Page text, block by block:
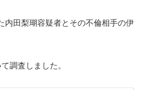
内田梨瑚容疑者とその不倫相手の伊
調査しました。